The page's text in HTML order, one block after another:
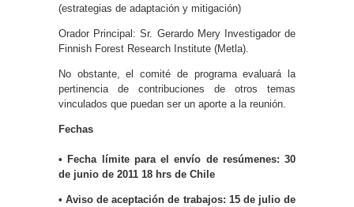
(estrategias de adaptación y mitigación)
Orador Principal: Sr. Gerardo Mery Investigador de
Finnish Forest Research Institute (Metla).
No obstante, el comité de programa evaluará la
pertinencia de contribuciones de otros temas
vinculados que puedan ser un aporte a la reunión.
Fechas
• Fecha límite para el envío de resúmenes: 30
de junio de 2011 18 hrs de Chile
• Aviso de aceptación de trabajos: 15 de julio de